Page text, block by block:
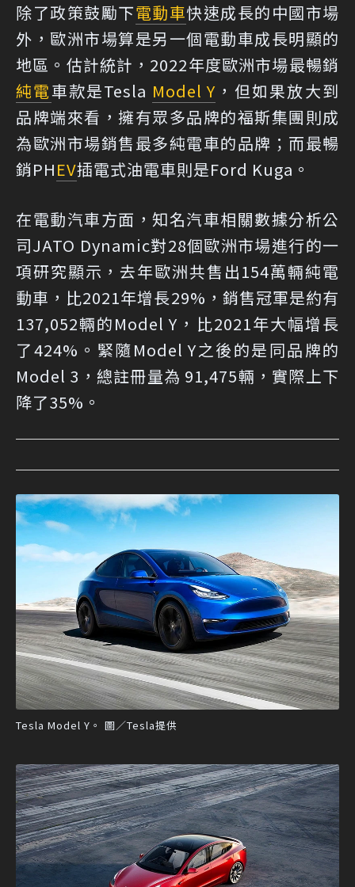
除了政策鼓勵下電動車快速成長的中國市場
外，歐洲市場算是另一個電動車成長明顯的
地區。估計統計，2022年度歐洲市場最暢銷
純電車款是Tesla Model Y ，但如果放大到
品牌端來看，擁有眾多品牌的福斯集團則成
為歐洲市場銷售最多純電車的品牌；而最暢
銷PHEV插電式油電車則是Ford Kuga。
在電動汽車方面，知名汽車相關數據分析公
司JATO Dynamic對28個歐洲市場進行的一
項研究顯示，去年歐洲共售出154萬輛純電
動車，比2021年增長29%，銷售冠軍是約有
137,052輛的Model Y，比2021年大幅增長
了424%。緊隨Model Y之後的是同品牌的
Model 3，總註冊量為 91,475輛，實際上下
降了35%。
Tesla Model Y。 圖／Tesla提供